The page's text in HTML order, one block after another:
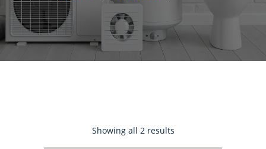
Showing all 2 results